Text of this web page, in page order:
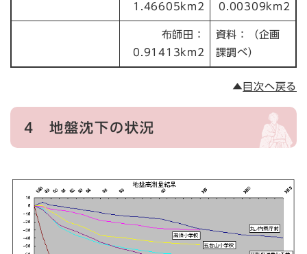
1.46605km2
0.00309km2
布師田：
0.91413km2
資料：（企画
課調べ）
▲ 目次へ戻る
4 地盤沈下の状況